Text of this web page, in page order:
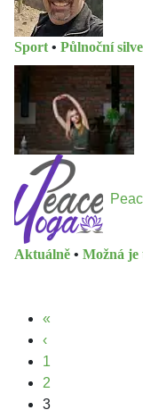
Sport • Půlnoční
Aktuálně • Možná je
«
‹
1
2
3